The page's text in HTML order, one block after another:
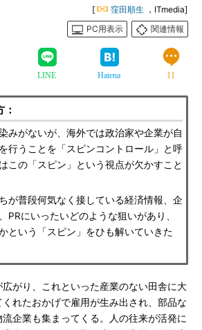
[ 窪田順生 ，ITmedia]
PC用表示
関連情報
LINE Hatena 11
みがないが、海外では政治家や企業が自
行うことを「スピンコントロール」と呼
この「スピン」という視点が欠かすこと
が普段何気なく接している経済情報、企
PRにいったいどのような狙いがあり、
という「スピン」をひも解いていきた
がり、これといった産業のない田舎に大
れたおかげで雇用が生み出され、部品な
企業も集まってくる。人の往来が活発に